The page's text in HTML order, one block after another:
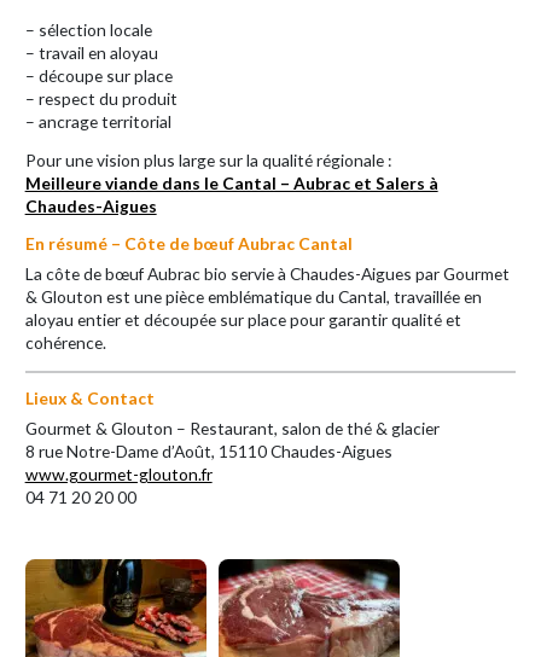
– sélection locale
– travail en aloyau
– découpe sur place
– respect du produit
– ancrage territorial
Pour une vision plus large sur la qualité régionale :
Meilleure viande dans le Cantal – Aubrac et Salers à
Chaudes-Aigues
En résumé – Côte de bœuf Aubrac Cantal
La côte de bœuf Aubrac bio servie à Chaudes-Aigues par Gourmet
& Glouton est une pièce emblématique du Cantal, travaillée en
aloyau entier et découpée sur place pour garantir qualité et
cohérence.
Lieux & Contact
Gourmet & Glouton – Restaurant, salon de thé & glacier
8 rue Notre-Dame d’Août, 15110 Chaudes-Aigues
www.gourmet-glouton.fr
04 71 20 20 00